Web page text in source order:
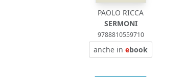
PAOLO RICCA
SERMONI
9788810559710
anche inebook